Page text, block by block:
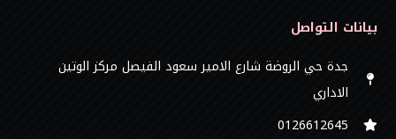
بيانات التواصل
جدة حي الروضة شارع الامير سعود الفيصل مركز الوتين
الاداري
0126612645‬